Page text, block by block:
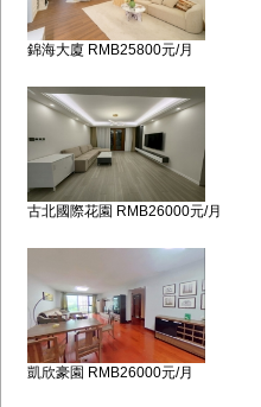
錦海大廈 RMB25800元/月
古北國際花園 RMB26000元/月
凱欣豪園 RMB26000元/月